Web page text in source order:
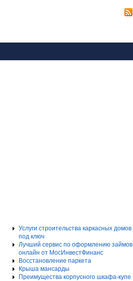
Услуги строительства каркасных домов
под ключ
Лучший сервис по оформлению займов
онлайн от МосИнвестФинанс
Восстановление паркета
Крыша мансарды
Преимущества корпусного шкафа-купе